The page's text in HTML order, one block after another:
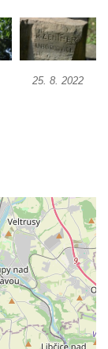
25. 8. 2022